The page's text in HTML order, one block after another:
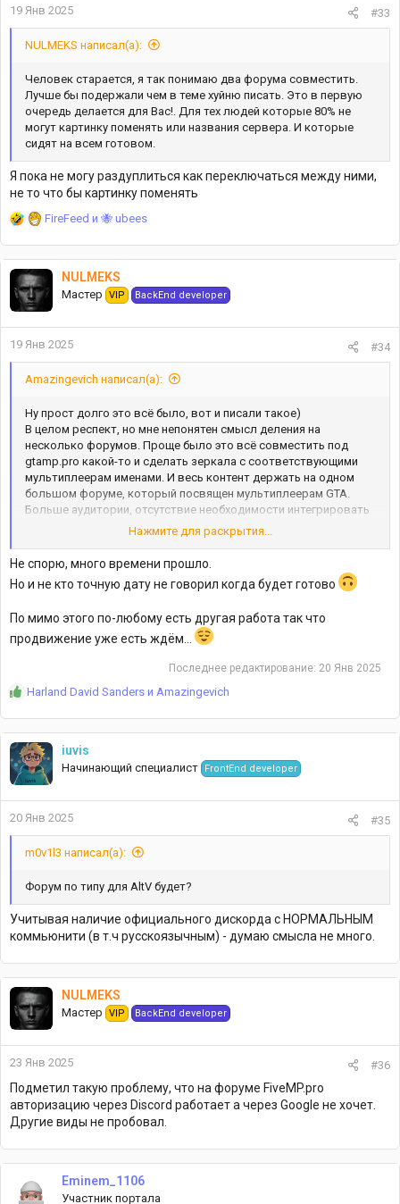
19 Янв 2025 #33
NULMEKS написал(а):
Человек старается, я так понимаю два форума совместить.
Лучше бы подержали чем в теме хуйню писать. Это в первую
очередь делается для Вас!. Для тех людей которые 80% не
могут картинку поменять или названия сервера. И которые
сидят на всем готовом.
Я пока не могу раздуплиться как переключаться между ними,
не то что бы картинку поменять
Р
а
и
и
:
FireFeed и 🐝 ubees
NULMEKS
Мастер VIP BackEnd developer
19 Янв 2025 #34
Amazingevich написал(а):
Ну прост долго это всё было, вот и писали такое)
В целом респект, но мне непонятен смысл деления на
несколько форумов. Проще было это всё совместить под
gtamp.pro какой-то и сделать зеркала с соответствующими
мультиплеерам именами. И весь контент держать на одном
большом форуме, который посвящен мультиплеерам GTA.
Больше аудитории, отсутствие необходимости интегрировать
между собой несколько форумов, да и в целом проще
успехов.
Нажмите для раскрытия...
Не спорю, много времени прошло.
Но и не кто точную дату не говорил когда будет готово
По мимо этого по-любому есть другая работа так что
продвижение уже есть ждём...
Последнее редактирование: 20 Янв 2025
Р
а
к
ц
и
и
:
Harland David Sanders и Amazingevich
iuvis
Начинающий специалист FrontEnd developer
20 Янв 2025 #35
m0v1l3 написал(а):
Форум по типу для AltV будет?
Учитывая наличие официального дискорда с НОРМАЛЬНЫМ
коммьюнити (в т.ч русскоязычным) - думаю смысла не много.
NULMEKS
Мастер VIP BackEnd developer
23 Янв 2025 #36
Подметил такую проблему, что на форуме FiveMP.pro
авторизацию через Discord работает а через Google не хочет.
Другие виды не пробовал.
Eminem_1106
Участник портала